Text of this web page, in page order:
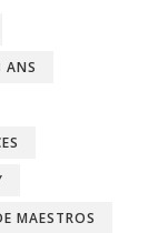
ANS
MAESTROS